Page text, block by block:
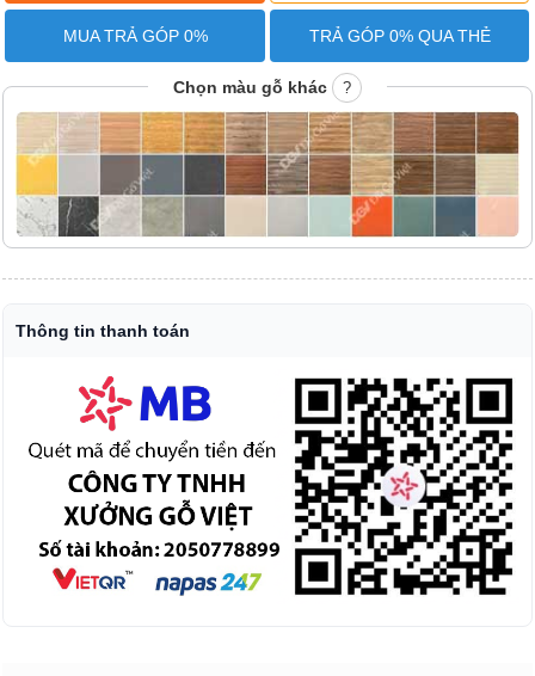
MUA TRẢ GÓP 0% TRẢ GÓP 0% QUA THẺ
Chọn màu gỗ khác ?
Thông tin thanh toán